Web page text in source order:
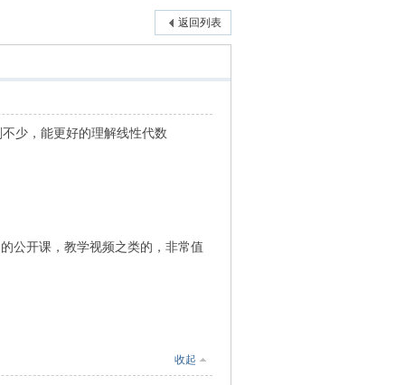
返回列表
少，能更好的理解线性代数
公开课，教学视频之类的，非常值
收起